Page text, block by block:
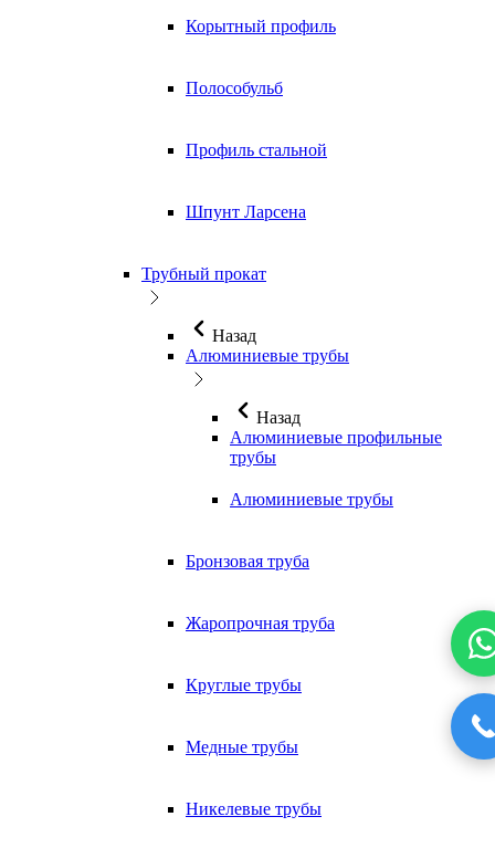
Корытный профиль
Полособульб
Профиль стальной
Шпунт Ларсена
Трубный прокат
Назад
Алюминиевые трубы
Назад
Алюминиевые профильные
трубы
Алюминиевые трубы
Бронзовая труба
Жаропрочная труба
Круглые трубы
Медные трубы
Никелевые трубы